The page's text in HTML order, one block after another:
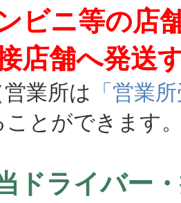
ビニ等の店
店舗へ発送
業所は 「営業
ことができます
当ドライバー